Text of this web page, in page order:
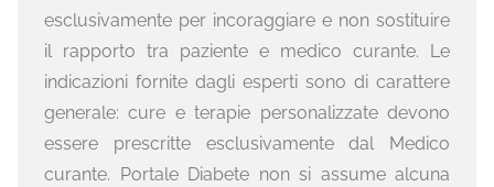
esclusivamente per incoraggiare e non sostituire
il rapporto tra paziente e medico curante. Le
indicazioni fornite dagli esperti sono di carattere
generale: cure e terapie personalizzate devono
essere prescritte esclusivamente dal Medico
curante. Portale Diabete non si assume alcuna